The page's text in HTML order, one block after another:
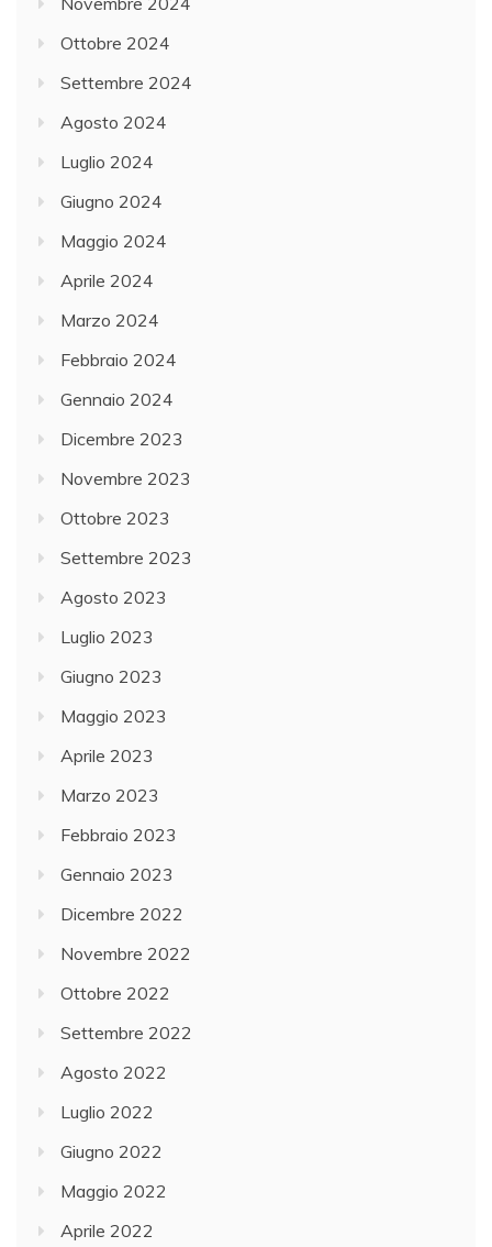
Ottobre 2024
Settembre 2024
Agosto 2024
Luglio 2024
Giugno 2024
Maggio 2024
Aprile 2024
Marzo 2024
Febbraio 2024
Gennaio 2024
Dicembre 2023
Novembre 2023
Ottobre 2023
Settembre 2023
Agosto 2023
Luglio 2023
Giugno 2023
Maggio 2023
Aprile 2023
Marzo 2023
Febbraio 2023
Gennaio 2023
Dicembre 2022
Novembre 2022
Ottobre 2022
Settembre 2022
Agosto 2022
Luglio 2022
Giugno 2022
Maggio 2022
Aprile 2022